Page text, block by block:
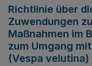
Richtlinie über
Zuwendungen
Maßnahmen im
zum Umgang
(Vespa velutina)